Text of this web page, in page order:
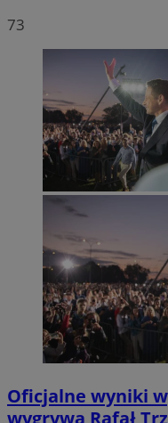
73
Oficjalne wyniki